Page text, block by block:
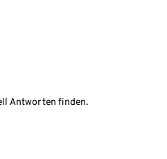
Antworten finden.